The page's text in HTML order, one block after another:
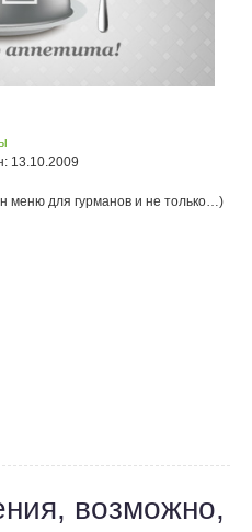
13.10.2009
меню для гурманов и не только…)
возможно,